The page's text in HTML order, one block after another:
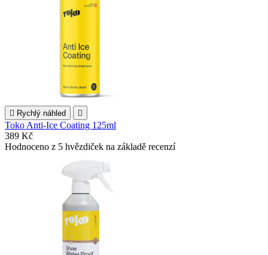
 Rychlý náhled 
Toko Anti-Ice Coating 125ml
389 Kč
Hodnoceno z 5 hvězdiček na základě recenzí